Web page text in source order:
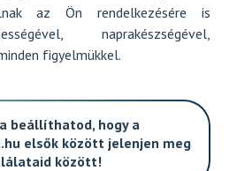
az Ön rendelkezésére is
naprakészségével,
figyelmükkel.
beállíthatod, hogy a
elsők között jelenjen meg
között!